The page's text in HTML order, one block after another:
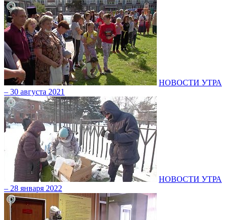
НОВОСТИ УТРА
– 30 августа 2021
НОВОСТИ УТРА
– 28 января 2022